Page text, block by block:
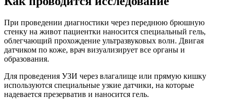
При проведении диагностики через переднюю брюшную
стенку на живот пациентки наносится специальный гель,
облегчающий прохождение ультразвуковых волн. Двигая
датчиком по коже, врач визуализирует все органы и
образования.
Для проведения УЗИ через влагалище или прямую кишку
используются специальные узкие датчики, на которые
надевается презерватив и наносится гель.